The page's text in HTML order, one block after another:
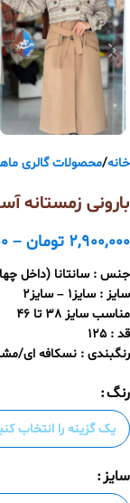
خانه محصولات گالری
بارونی زمستانه
2,900,000 تومان –
جنس : سانتانا (داخل
سایز : سایز1 – سایز2
مناسب سایز 38 تا 46
قد : 125
رنگبندی : نسکافه ای/
رنگ
سایز